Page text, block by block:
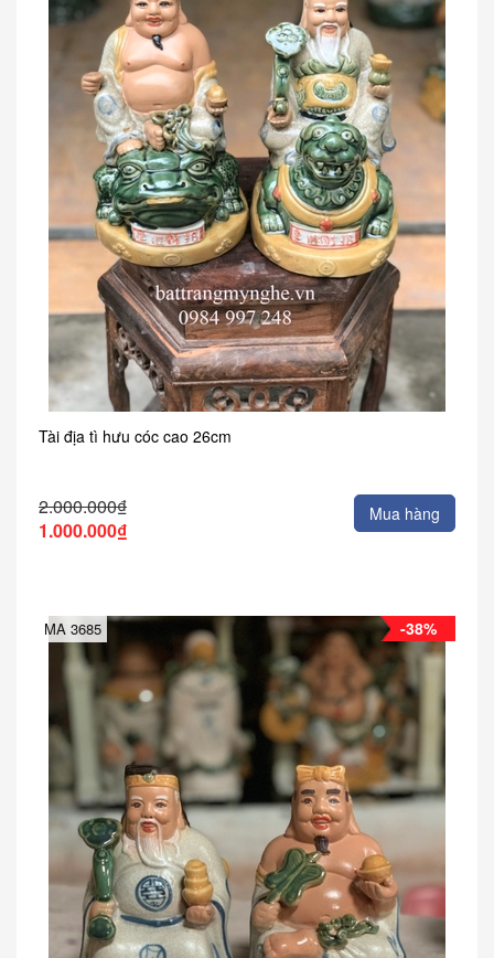
Tài địa tì hưu cóc cao 26cm
2.000.000₫
1.000.000₫
Mua hàng
-38%
MA 3685